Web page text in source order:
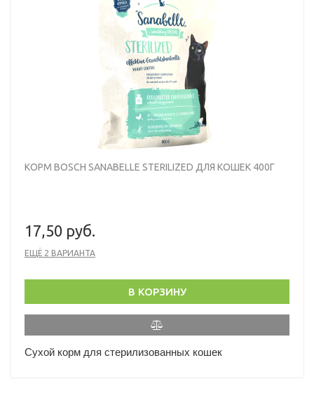
КОРМ BOSCH SANABELLE STERILIZED ДЛЯ КОШЕК 400Г
17,50 руб.
ЕЩЁ 2 ВАРИАНТА
В КОРЗИНУ
Сухой корм для стерилизованных кошек